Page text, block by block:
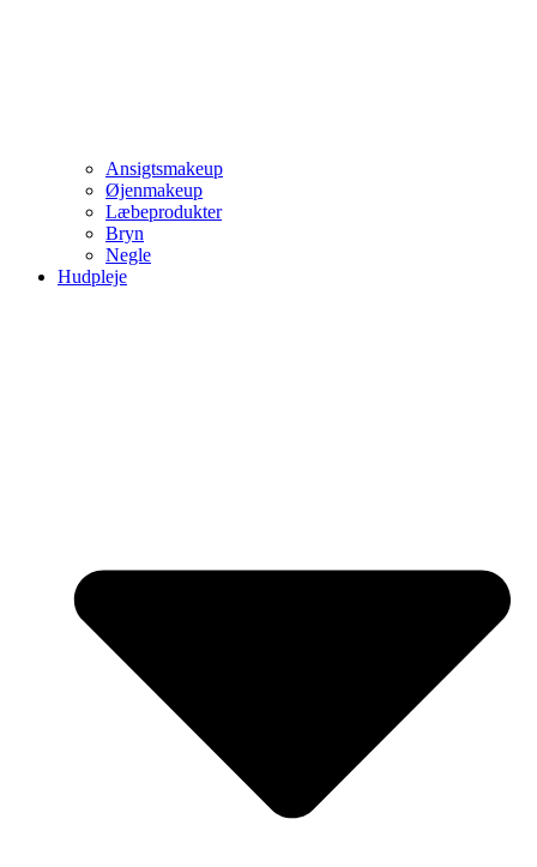
Ansigtsmakeup
Øjenmakeup
Læbeprodukter
Bryn
Negle
Hudpleje